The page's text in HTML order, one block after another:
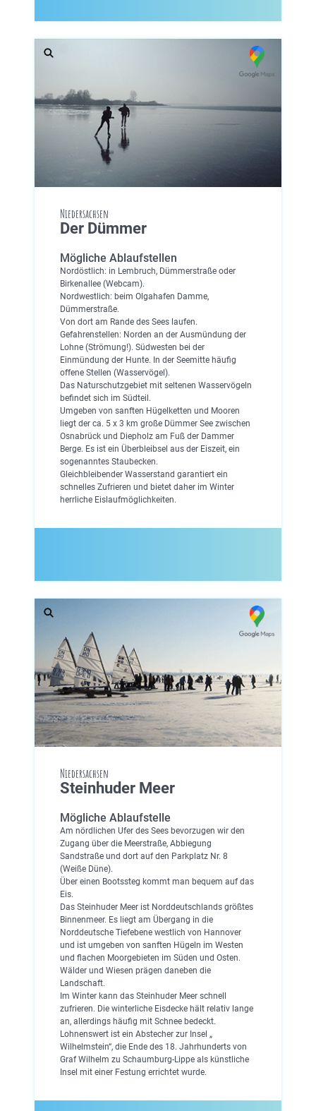
Niedersachsen
Der Dümmer
Mögliche Ablaufstellen
Nordöstlich: in Lembruch, Dümmerstraße oder
Birkenallee (Webcam).
Nordwestlich: beim Olgahafen Damme,
Dümmerstraße.
Von dort am Rande des Sees laufen.
Gefahrenstellen: Norden an der Ausmündung der
Lohne (Strömung!). Südwesten bei der
Einmündung der Hunte. In der Seemitte häufig
offene Stellen (Wasservögel).
Das Naturschutzgebiet mit seltenen Wasservögeln
befindet sich im Südteil.
Umgeben von sanften Hügelketten und Mooren
liegt der ca. 5 x 3 km große Dümmer See zwischen
Osnabrück und Diepholz am Fuß der Dammer
Berge. Es ist ein Überbleibsel aus der Eiszeit, ein
sogenanntes Staubecken.
Gleichbleibender Wasserstand garantiert ein
schnelles Zufrieren und bietet daher im Winter
herrliche Eislaufmöglichkeiten.
Niedersachsen
Steinhuder Meer
Mögliche Ablaufstelle
Am nördlichen Ufer des Sees bevorzugen wir den
Zugang über die Meerstraße, Abbiegung
Sandstraße und dort auf den Parkplatz Nr. 8
(Weiße Düne).
Über einen Bootssteg kommt man bequem auf das
Eis.
Das Steinhuder Meer ist Norddeutschlands größtes
Binnenmeer. Es liegt am Übergang in die
Norddeutsche Tiefebene westlich von Hannover
und ist umgeben von sanften Hügeln im Westen
und flachen Moorgebieten im Süden und Osten.
Wälder und Wiesen prägen daneben die
Landschaft.
Im Winter kann das Steinhuder Meer schnell
zufrieren. Die winterliche Eisdecke hält relativ lange
an, allerdings häufig mit Schnee bedeckt.
Lohnenswert ist ein Abstecher zur Insel „
Wilhelmstein“, die Ende des 18. Jahrhunderts von
Graf Wilhelm zu Schaumburg-Lippe als künstliche
Insel mit einer Festung errichtet wurde.